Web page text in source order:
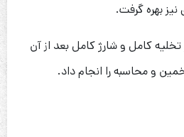
نیز بهره گرفت.
تخلیه کامل و شارژ کامل بعد از آن
و محاسبه را انجام داد.